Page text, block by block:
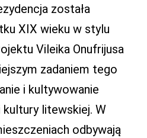
została
XIX wieku w stylu
Vileika Onufrijusa
zadaniem tego
i kultywowanie
litewskiej. W
odbywają